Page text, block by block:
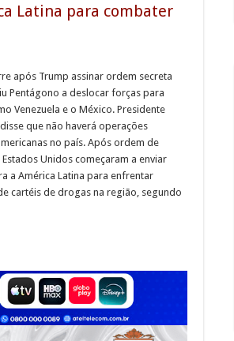
Latina para combater
após Trump assinar ordem secreta
Pentágono a deslocar forças para
Venezuela e o México. Presidente
que não haverá operações
no país. Após ordem de
Estados Unidos começaram a enviar
a América Latina para enfrentar
cartéis de drogas na região, segundo